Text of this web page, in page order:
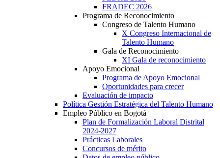
FRADEC 2026
Programa de Reconocimiento
Congreso de Talento Humano
X Congreso Internacional de
Talento Humano
Gala de Reconocimiento
XI Gala de reconocimiento
Apoyo Emocional
Programa de Apoyo Emocional
Oportunidades para crecer
Evaluación de impacto
Política Gestión Estratégica del Talento Humano
Empleo Público en Bogotá
Plan de Formalización Laboral Distrital
2024-2027
Prácticas Laborales
Concursos de mérito